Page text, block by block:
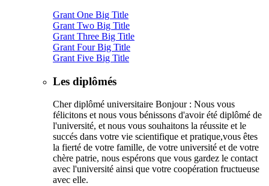
Grant One Big Title
Grant Two Big Title
Grant Three Big Title
Grant Four Big Title
Grant Five Big Title
Les diplômés
Cher diplômé universitaire Bonjour : Nous vous
félicitons et nous vous bénissons d'avoir été diplômé de
l'université, et nous vous souhaitons la réussite et le
succés dans votre vie scientifique et pratique,vous êtes
la fierté de votre famille, de votre université et de votre
chère patrie, nous espérons que vous gardez le contact
avec l'université ainsi que votre coopération fructueuse
avec elle.